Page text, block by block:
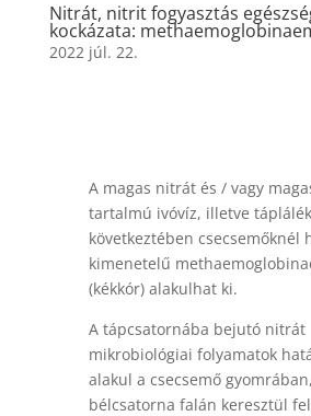
Nitrát, nitrit fogyasztás
kockázata:
2022 júl. 22.
A magas nitrát és / vagy
tartalmú ivóvíz, illetve táplálék
következtében csecsemőknél
kimenetelű
(kékkór) alakulhat ki.
A tápcsatornába bejutó nitrát
mikrobiológiai folyamatok
alakul a csecsemő
bélcsatorna falán keresztül